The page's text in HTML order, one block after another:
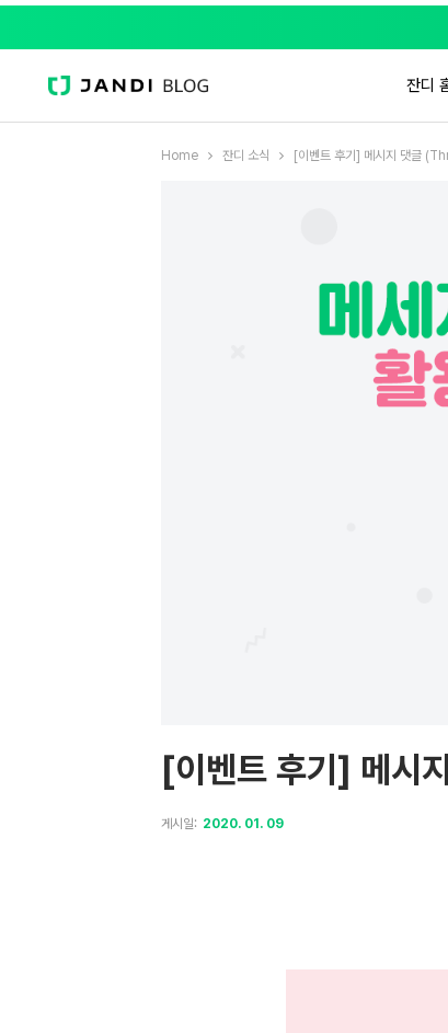
잔디
Home 잔디 소식 [이벤트 후기] 메시지 댓글
[이벤트 후기] 메시
게시일: 2020. 01. 09